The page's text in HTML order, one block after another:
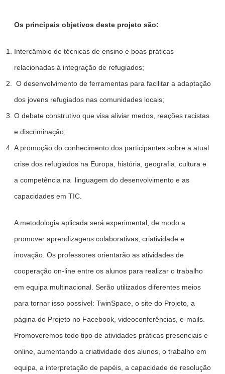
Os principais objetivos deste projeto são:
Intercâmbio de técnicas de ensino e boas práticas
relacionadas à integração de refugiados;
O desenvolvimento de ferramentas para facilitar a adaptação
dos jovens refugiados nas comunidades locais;
O debate construtivo que visa aliviar medos, reações racistas
e discriminação;
A promoção do conhecimento dos participantes sobre a atual
crise dos refugiados na Europa, história, geografia, cultura e
a competência na linguagem do desenvolvimento e as
capacidades em TIC.
A metodologia aplicada será experimental, de modo a
promover aprendizagens colaborativas, criatividade e
inovação. Os professores orientarão as atividades de
cooperação on-line entre os alunos para realizar o trabalho
em equipa multinacional. Serão utilizados diferentes meios
para tornar isso possível: TwinSpace, o site do Projeto, a
página do Projeto no Facebook, videoconferências, e-mails.
Promoveremos todo tipo de atividades práticas presenciais e
online, aumentando a criatividade dos alunos, o trabalho em
equipa, a interpretação de papéis, a capacidade de resolução